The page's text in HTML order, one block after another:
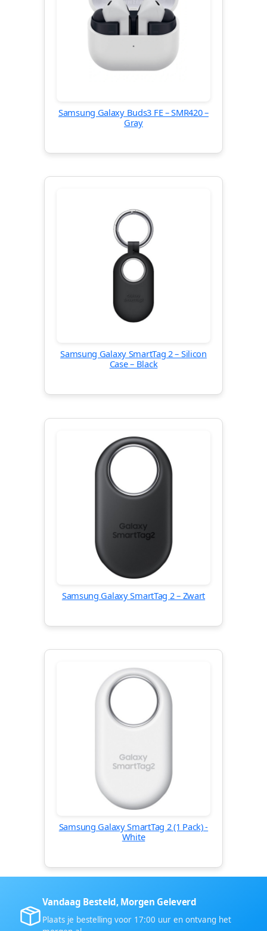
Samsung Galaxy Buds3 FE – SMR420 –
Gray
Samsung Galaxy SmartTag 2 – Silicon
Case – Black
Samsung Galaxy SmartTag 2 – Zwart
Samsung Galaxy SmartTag 2 (1 Pack) -
White
Vandaag Besteld, Morgen Geleverd
Plaats je bestelling voor 17:00 uur en ontvang het